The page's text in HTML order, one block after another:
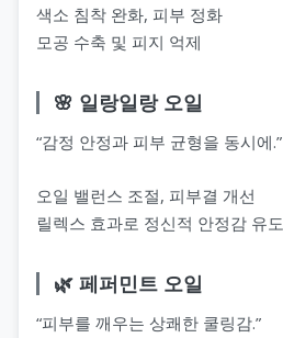
색소 침착 완화, 피부 정화
모공 수축 및 피지 억제
🌸 일랑일랑 오일
“감정 안정과 피부 균형을 동시에.”
오일 밸런스 조절, 피부결 개선
릴렉스 효과로 정신적 안정감 유도
🌿 페퍼민트 오일
“피부를 깨우는 상쾌한 쿨링감.”